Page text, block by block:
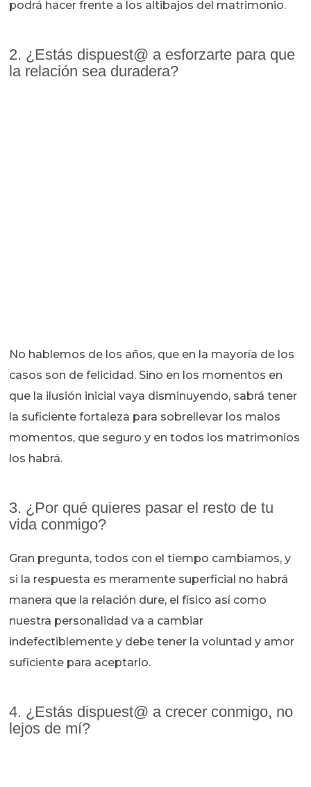
podrá hacer frente a los altibajos del matrimonio.
2. ¿Estás dispuest@ a esforzarte para que
la relación sea duradera?
No hablemos de los años, que en la mayoría de los
casos son de felicidad. Sino en los momentos en
que la ilusión inicial vaya disminuyendo, sabrá tener
la suficiente fortaleza para sobrellevar los malos
momentos, que seguro y en todos los matrimonios
los habrá.
3. ¿Por qué quieres pasar el resto de tu
vida conmigo?
Gran pregunta, todos con el tiempo cambiamos, y
si la respuesta es meramente superficial no habrá
manera que la relación dure, el físico así como
nuestra personalidad va a cambiar
indefectiblemente y debe tener la voluntad y amor
suficiente para aceptarlo.
4. ¿Estás dispuest@ a crecer conmigo, no
lejos de mí?